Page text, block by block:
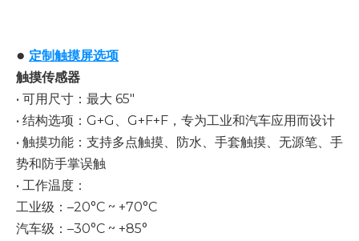
● 定制触摸屏选项
触摸传感器
• 可用尺寸：最大 65"
• 结构选项：G+G、G+F+F，专为工业和汽车应用而设计
• 触摸功能：支持多点触摸、防水、手套触摸、无源笔、手
势和防手掌误触
• 工作温度：
工业级：–20°C ~ +70°C
汽车级：–30°C ~ +85°